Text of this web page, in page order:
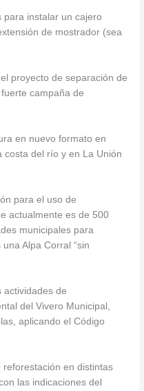
para instalar un cajero
de mostrador (sea
proyecto de separación de
campaña de
en nuevo formato en
costa del río y en La Unión
para el uso de
actualmente es de 500
municipales para
Alpa Corral “sin
actividades de
del Vivero Municipal,
aplicando el Código
reforestación en distintas
las indicaciones del